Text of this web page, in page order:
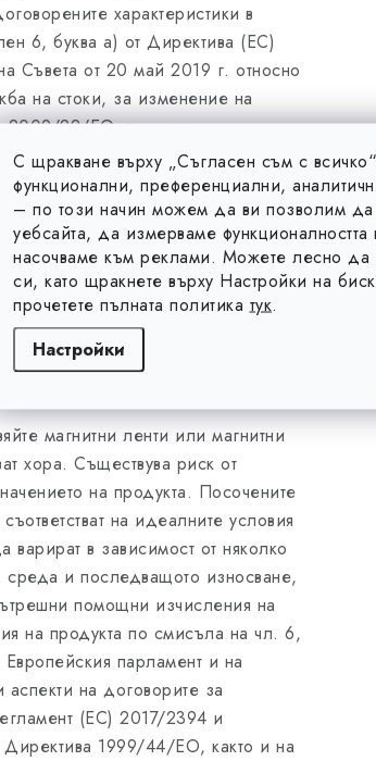
С щракване върху „Съгласен съм с
функционални, преференциални,
– по този начин можем да ви позволим да
уебсайта, да измерваме
насочваме към реклами. Можете лесно да
си, като щракнете върху Настройки на
прочетете пълната политика тук.
Настройки
характеристики в
6, буква а) от Директива (ЕС)
Съвета от 20 май 2019 г. относно
на стоки, за изменение на
2009/22/ЕО и за отмяна на
точната стойност на силата на
да се извърши реално
на силата на откъсване не
на посочените стойности,
за гарантирано връщане в
тук:https://e-
по-силен магнит. Тези 30 дни
след което продавачът
магнитни ленти или магнитни
хора. Съществува риск от
на продукта. Посочените
на идеалните условия
варират в зависимост от няколко
среда и последващото износване,
помощни изчисления на
на продукта по смисъла на чл. 6,
парламент и на
на договорите за
(ЕС) 2017/2394 и
1999/44/ЕО, както и на